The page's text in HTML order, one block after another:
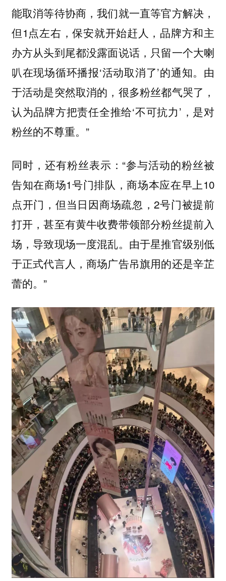
能取消等待协商，我们就一直等官方解决，
但1点左右，保安就开始赶人，品牌方和主
办方从头到尾都没露面说话，只留一个大喇
叭在现场循环播报‘活动取消了’的通知。由
于活动是突然取消的，很多粉丝都气哭了，
认为品牌方把责任全推给‘不可抗力’，是对
粉丝的不尊重。”
同时，还有粉丝表示：“参与活动的粉丝被
告知在商场1号门排队，商场本应在早上10
点开门，但当日因商场疏忽，2号门被提前
打开，甚至有黄牛收费带领部分粉丝提前入
场，导致现场一度混乱。由于星推官级别低
于正式代言人，商场广告吊旗用的还是辛芷
蕾的。”